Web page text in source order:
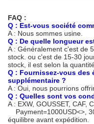
FAQ :
Q : Est-vous société
A : Nous sommes usine.
Q : De quelle longueur
A : Généralement c'est de
stock. ou c'est de 15-30
stock, il est selon la
Q : Fournissez-vous
supplémentaire ?
A : Oui, nous pourrions
Q : Quelles sont vos
A : EXW, GOUSSET, CAF,
Payment=1000USD<> ,
équilibre avant expédition.